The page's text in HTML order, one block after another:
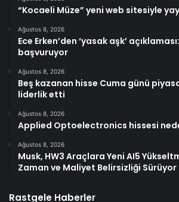
“Kocaeli Müze” yeni web sitesiyle
Ağustos 8, 2026
Ece Erken’den ‘yasak aşk’
başvuruyor
Ağustos 8, 2026
Beş kazanan hisse Cuma günü
liderlik etti
Ağustos 8, 2026
Applied Optoelectronics hissesi
Ağustos 8, 2026
Musk, HW3 Araçlara Yeni AI5
Zaman ve Maliyet Belirsizliği Sürüyor
Rastgele Haberler